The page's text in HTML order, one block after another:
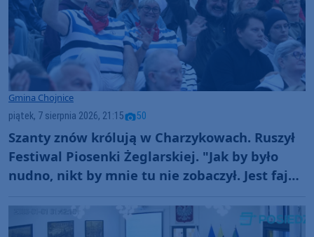
Gmina Chojnice
piątek, 7 sierpnia 2026, 21:15 50
Szanty znów królują w Charzykowach. Ruszył
Festiwal Piosenki Żeglarskiej. "Jak by było
nudno, nikt by mnie tu nie zobaczył. Jest fajna